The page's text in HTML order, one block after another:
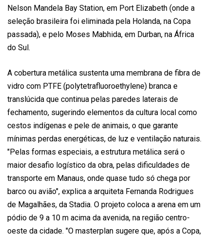
Nelson Mandela Bay Station, em Port Elizabeth (onde a
seleção brasileira foi eliminada pela Holanda, na Copa
passada), e pelo Moses Mabhida, em Durban, na África
do Sul.
A cobertura metálica sustenta uma membrana de fibra de
vidro com PTFE (polytetrafluoroethylene) branca e
translúcida que continua pelas paredes laterais de
fechamento, sugerindo elementos da cultura local como
cestos indígenas e pele de animais, o que garante
mínimas perdas energéticas, de luz e ventilação naturais.
"Pelas formas especiais, a estrutura metálica será o
maior desafio logístico da obra, pelas dificuldades de
transporte em Manaus, onde quase tudo só chega por
barco ou avião", explica a arquiteta Fernanda Rodrigues
de Magalhães, da Stadia. O projeto coloca a arena em um
pódio de 9 a 10 m acima da avenida, na região centro-
oeste da cidade. "O masterplan sugere que, após a Copa,